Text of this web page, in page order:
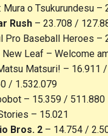
Mura o Tsukurundesu
Rush – 23.708 /
Pro Baseball Heroes –
New Leaf – Welcome
Matsuri! – 16.911 /
/ 1.532.079
– 15.359 / 511.880
– 15.021
Bros. 2 – 14.754 /